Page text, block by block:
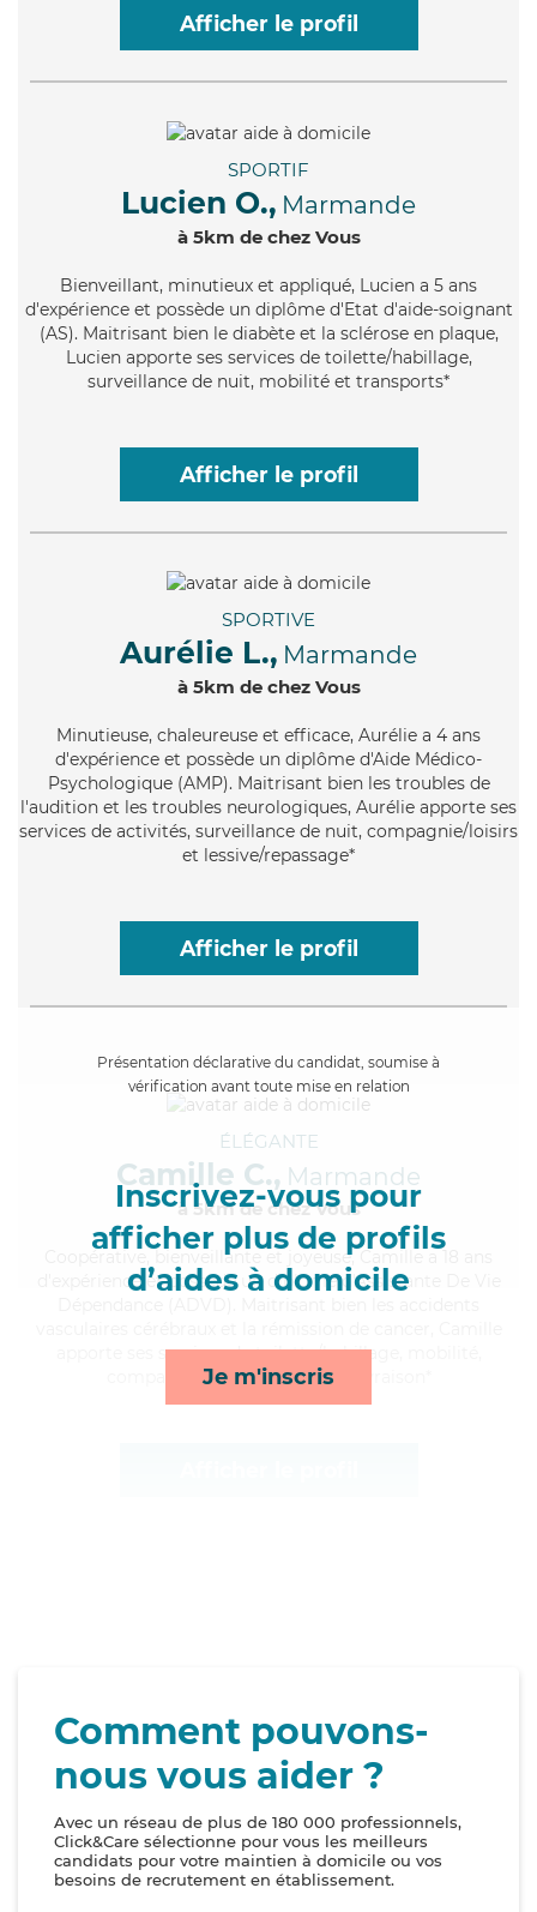
Afficher le profil
SPORTIF
Lucien O., Marmande
à 5km de chez Vous
Bienveillant, minutieux et appliqué, Lucien a 5 ans
d'expérience et possède un diplôme d'Etat d'aide-soignant
(AS). Maitrisant bien le diabète et la sclérose en plaque,
Lucien apporte ses services de toilette/habillage,
surveillance de nuit, mobilité et transports*
Afficher le profil
SPORTIVE
Aurélie L., Marmande
à 5km de chez Vous
Minutieuse, chaleureuse et efficace, Aurélie a 4 ans
d'expérience et possède un diplôme d'Aide Médico-
Psychologique (AMP). Maitrisant bien les troubles de
l'audition et les troubles neurologiques, Aurélie apporte ses
services de activités, surveillance de nuit, compagnie/loisirs
et lessive/repassage*
Afficher le profil
Présentation déclarative du candidat, soumise à
vérification avant toute mise en relation
Inscrivez-vous pour
afficher plus de profils
d’aides à domicile
Je m'inscris
ÉLÉGANTE
Camille C., Marmande
à 5km de chez Vous
, bienveillante et joyeuse, Camille a 18 ans
d'expérience et possède un diplôme d'Assistante De Vie
apporte ses services de toilette/habillage, mobilité,
compagnie/loisirs et courses/livraison*
Comment pouvons-
nous vous aider ?
Avec un réseau de plus de 180 000 professionnels,
Click&Care sélectionne pour vous les meilleurs
candidats pour votre maintien à domicile ou vos
besoins de recrutement en établissement.